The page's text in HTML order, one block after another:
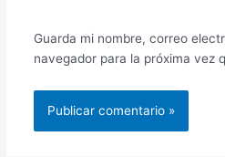
Guarda mi nombre, correo
navegador para la próxima vez